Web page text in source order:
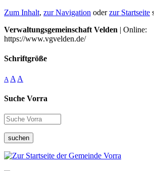
Zum Inhalt, zur Navigation oderzur Startseite
Verwaltungsgemeinschaft Velden | Online:
https://www.vgvelden.de/
Schriftgröße
A A A
Suche Vorra
suchen